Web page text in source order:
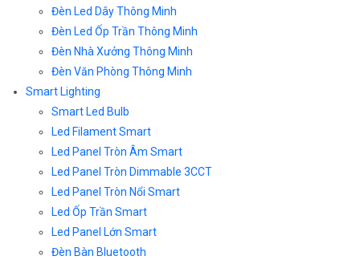
Đèn Led Dây Thông Minh
Đèn Led Ốp Trần Thông Minh
Đèn Nhà Xưởng Thông Minh
Đèn Văn Phòng Thông Minh
Smart Lighting
Smart Led Bulb
Led Filament Smart
Led Panel Tròn Âm Smart
Led Panel Tròn Dimmable 3CCT
Led Panel Tròn Nổi Smart
Led Ốp Trần Smart
Led Panel Lớn Smart
Đèn Bàn Bluetooth